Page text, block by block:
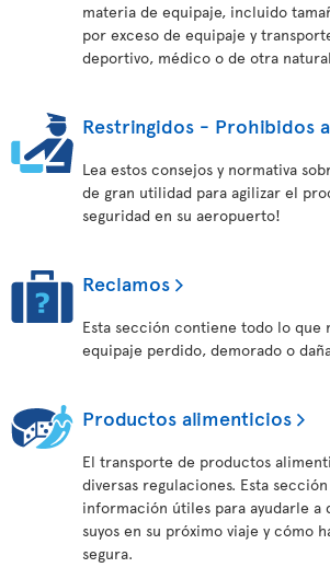
materia de equipaje, incluido
por exceso de equipaje y
deportivo, médico o de otra
Restringidos - Prohibidos
Lea estos consejos y normativa
de gran utilidad para agilizar el
seguridad en su aeropuerto!
Reclamos
Esta sección contiene todo lo que
equipaje perdido, demorado o
Productos alimenticios
El transporte de productos
diversas regulaciones. Esta
información útiles para ayudarle
suyos en su próximo viaje y cómo
segura.